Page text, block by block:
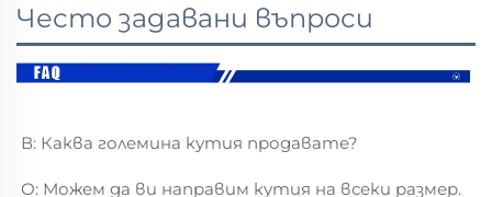
Често задавани въпроси
В: Каква големина кутия продавате?
О: Можем да ви направим кутия на всеки размер.